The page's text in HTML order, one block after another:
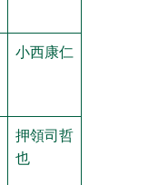
小西康仁
押領司哲
也